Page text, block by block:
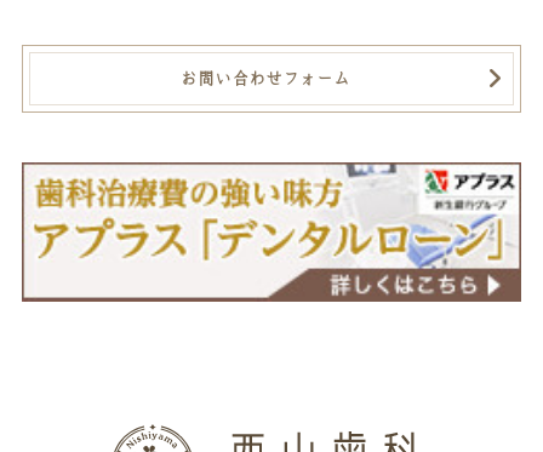
お問い合わせフォーム